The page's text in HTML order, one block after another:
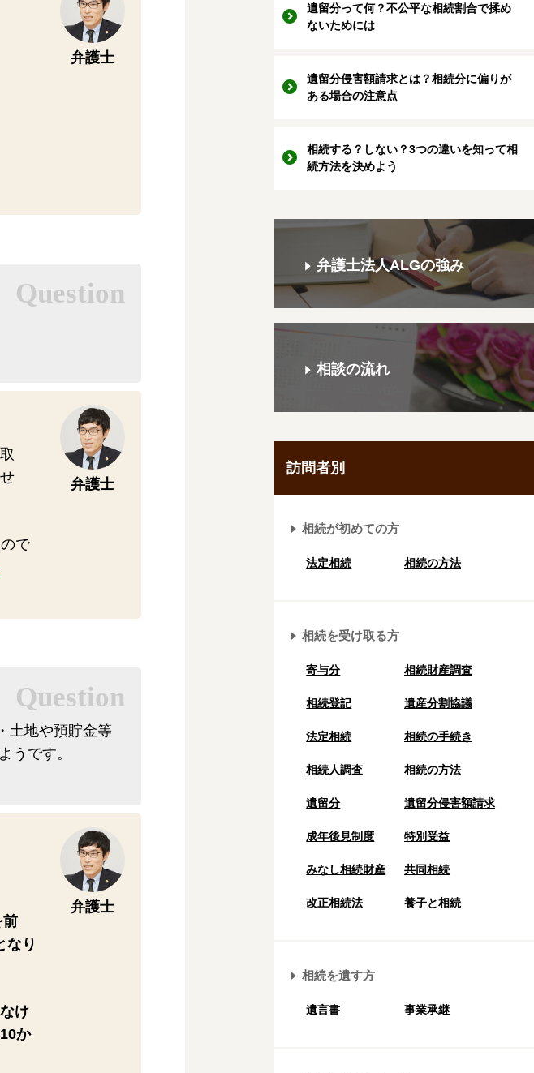
弁護士
弁護士
で
土地や預貯金等
うです。
弁護士
前
なり
け
か
遺留分って何？不公平な相続割合で揉め
ないためには
遺留分侵害額請求とは？相続分に偏りが
ある場合の注意点
相続する？しない？3つの違いを知って相
続方法を決めよう
弁護士法人ALGの強み
相談の流れ
訪問者別
相続が初めての方
法定相続 相続の方法
相続を受け取る方
寄与分 相続財産調査
相続登記 遺産分割協議
法定相続 相続の⼿続き
相続人調査 相続の方法
遺留分 遺留分侵害額請求
成年後⾒制度 特別受益
みなし相続財産 共同相続
改正相続法 養子と相続
相続を遺す方
遺言書 事業承継